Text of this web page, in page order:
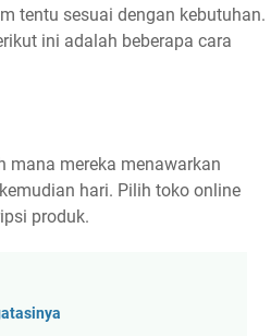
tentu sesuai dengan kebutuhan.
ini adalah beberapa cara
mana mereka menawarkan
hari. Pilih toko online
produk.